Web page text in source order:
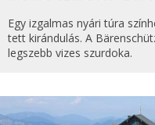
Egy izgalmas nyári túra
tett kirándulás. A
legszebb vizes szurdoka.